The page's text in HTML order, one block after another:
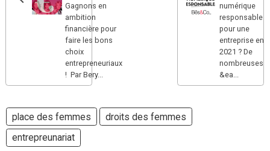
Gagnons en
ambition
financière pour
faire les bons
choix
entrepreneuriaux
! Par Bery...
numérique
responsable
pour une
entreprise en
2021 ? De
nombreuses
&ea...
place des femmes
droits des femmes
entrepreunariat